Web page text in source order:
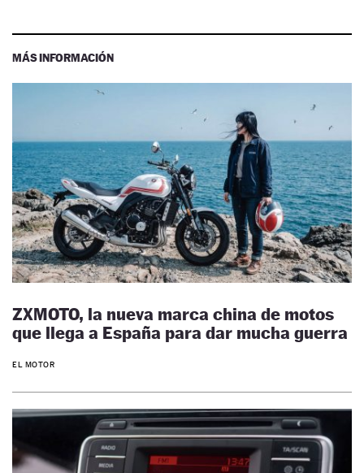
MÁS INFORMACIÓN
ZXMOTO, la nueva marca china de motos
que llega a España para dar mucha guerra
EL MOTOR